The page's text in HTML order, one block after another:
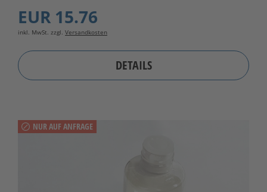
EUR 15.76
inkl. MwSt. zzgl. Versandkosten
DETAILS
NUR AUF ANFRAGE